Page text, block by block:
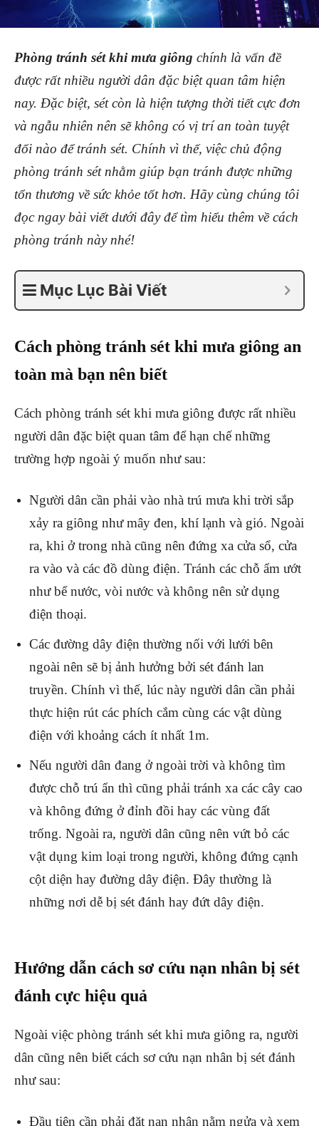
Phòng tránh sét khi mưa giông chính là vấn đề
được rất nhiều người dân đặc biệt quan tâm hiện
nay. Đặc biệt, sét còn là hiện tượng thời tiết cực đơn
và ngẫu nhiên nên sẽ không có vị trí an toàn tuyệt
đối nào để tránh sét. Chính vì thế, việc chủ động
phòng tránh sét nhằm giúp bạn tránh được những
tổn thương về sức khỏe tốt hơn. Hãy cùng chúng tôi
đọc ngay bài viết dưới đây để tìm hiểu thêm về cách
phòng tránh này nhé!
Mục Lục Bài Viết
Cách phòng tránh sét khi mưa giông an
toàn mà bạn nên biết
Cách phòng tránh sét khi mưa giông được rất nhiều
người dân đặc biệt quan tâm để hạn chế những
trường hợp ngoài ý muốn như sau:
Người dân cần phải vào nhà trú mưa khi trời sắp
xảy ra giông như mây đen, khí lạnh và gió. Ngoài
ra, khi ở trong nhà cũng nên đứng xa cửa sổ, cửa
ra vào và các đồ dùng điện. Tránh các chỗ ẩm ướt
như bể nước, vòi nước và không nên sử dụng
điện thoại.
Các đường dây điện thường nối với lưới bên
ngoài nên sẽ bị ảnh hưởng bởi sét đánh lan
truyền. Chính vì thế, lúc này người dân cần phải
thực hiện rút các phích cắm cùng các vật dùng
điện với khoảng cách ít nhất 1m.
Nếu người dân đang ở ngoài trời và không tìm
được chỗ trú ẩn thì cũng phải tránh xa các cây cao
và không đứng ở đỉnh đồi hay các vùng đất
trống. Ngoài ra, người dân cũng nên vứt bỏ các
vật dụng kim loại trong người, không đứng cạnh
cột diện hay đường dây điện. Đây thường là
những nơi dễ bị sét đánh hay đứt dây điện.
Hướng dẫn cách sơ cứu nạn nhân bị sét
đánh cực hiệu quả
Ngoài việc phòng tránh sét khi mưa giông ra, người
dân cũng nên biết cách sơ cứu nạn nhân bị sét đánh
như sau:
Đầu tiên cần phải đặt nạn nhân nằm ngửa và xem